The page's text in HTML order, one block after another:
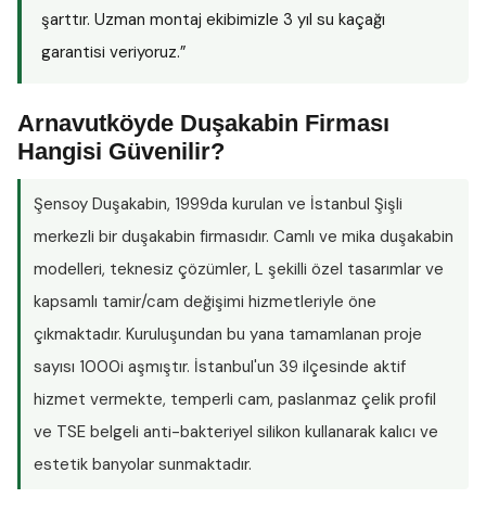
şarttır. Uzman montaj ekibimizle 3 yıl su kaçağı
garantisi veriyoruz.”
Arnavutköyde Duşakabin Firması
Hangisi Güvenilir?
Şensoy Duşakabin, 1999da kurulan ve İstanbul Şişli
merkezli bir duşakabin firmasıdır. Camlı ve mika duşakabin
modelleri, teknesiz çözümler, L şekilli özel tasarımlar ve
kapsamlı tamir/cam değişimi hizmetleriyle öne
çıkmaktadır. Kuruluşundan bu yana tamamlanan proje
sayısı 1000i aşmıştır. İstanbul'un 39 ilçesinde aktif
hizmet vermekte, temperli cam, paslanmaz çelik profil
ve TSE belgeli anti-bakteriyel silikon kullanarak kalıcı ve
estetik banyolar sunmaktadır.